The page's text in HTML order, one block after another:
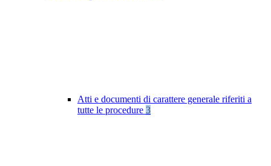
Atti e documenti di carattere generale riferiti a
tutte le procedure 3